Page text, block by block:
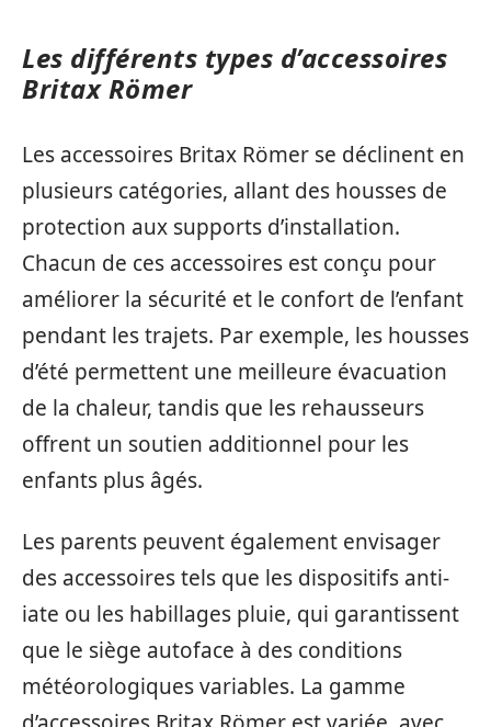
Les différents types d’accessoires
Britax Römer
Les accessoires Britax Römer se déclinent en
plusieurs catégories, allant des housses de
protection aux supports d’installation.
Chacun de ces accessoires est conçu pour
améliorer la sécurité et le confort de l’enfant
pendant les trajets. Par exemple, les housses
d’été permettent une meilleure évacuation
de la chaleur, tandis que les rehausseurs
offrent un soutien additionnel pour les
enfants plus âgés.
Les parents peuvent également envisager
des accessoires tels que les dispositifs anti-
iate ou les habillages pluie, qui garantissent
que le siège autoface à des conditions
météorologiques variables. La gamme